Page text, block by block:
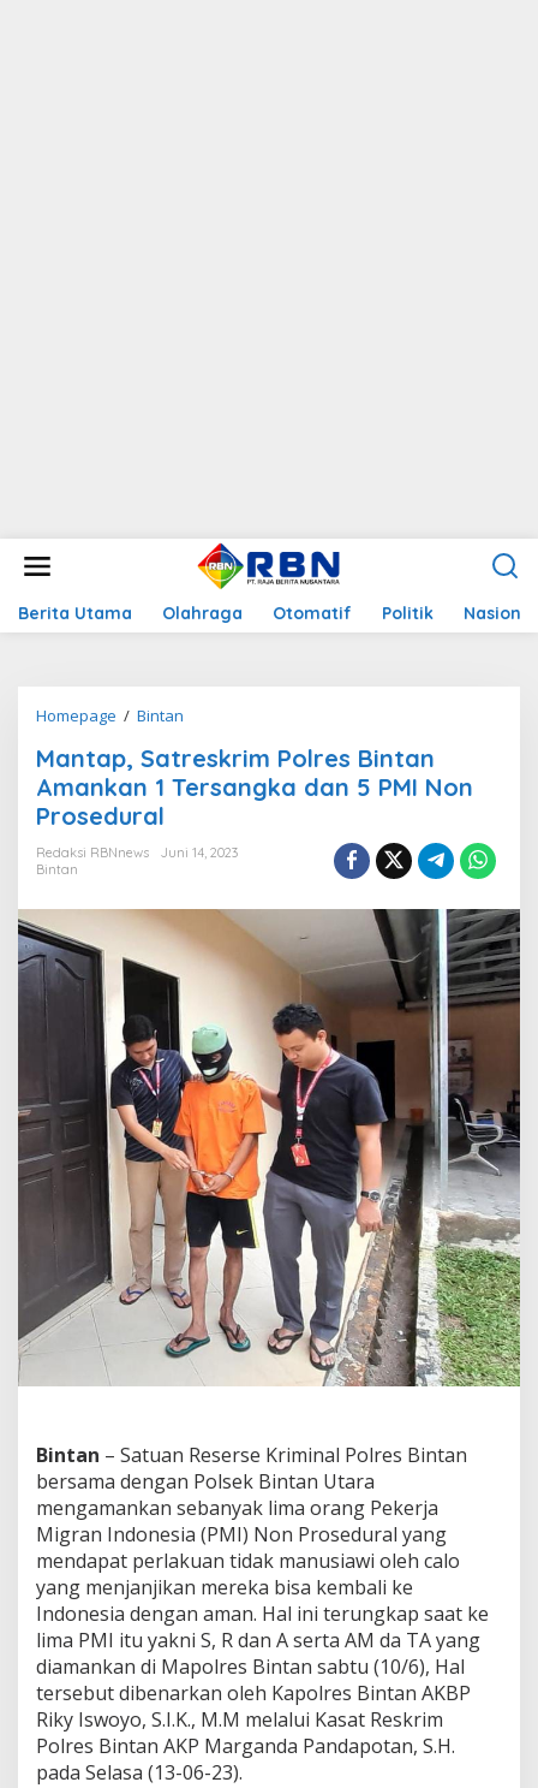
t
Berita Utama Olahraga Otomatif Politik Nasional
Homepage / Bintan
n
t
a
,
t
r
e
m
P
o
l
r
e
s
B
i
n
a
n
A
m
a
a
n
1
T
e
r
s
n
g
k
a
d
a
n
5
Mantap, Satreskrim Polres Bintan
Amankan 1 Tersangka dan 5 PMI Non
Prosedural
Redaksi RBNnews
Juni 14, 2023
Bintan
Bintan – Satuan Reserse Kriminal Polres Bintan
bersama dengan Polsek Bintan Utara
mengamankan sebanyak lima orang Pekerja
Migran Indonesia (PMI) Non Prosedural yang
mendapat perlakuan tidak manusiawi oleh calo
yang menjanjikan mereka bisa kembali ke
Indonesia dengan aman. Hal ini terungkap saat ke
lima PMI itu yakni S, R dan A serta AM da TA yang
diamankan di Mapolres Bintan sabtu (10/6), Hal
tersebut dibenarkan oleh Kapolres Bintan AKBP
Riky Iswoyo, S.I.K., M.M melalui Kasat Reskrim
Polres Bintan AKP Marganda Pandapotan, S.H.
pada Selasa (13-06-23).